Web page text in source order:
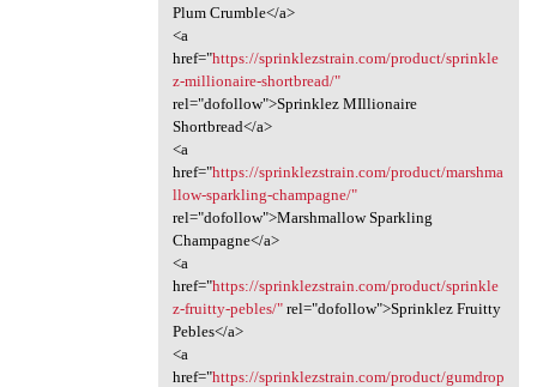
Plum Crumble</a>
<a
href="https://sprinklezstrain.com/product/sprinkle
z-millionaire-shortbread/"
rel="dofollow">Sprinklez MIllionaire
Shortbread</a>
<a
href="https://sprinklezstrain.com/product/marshma
llow-sparkling-champagne/"
rel="dofollow">Marshmallow Sparkling
Champagne</a>
<a
href="https://sprinklezstrain.com/product/sprinkle
z-fruitty-pebles/"rel="dofollow">Sprinklez Fruitty
Pebles</a>
<a
href="https://sprinklezstrain.com/product/gumdrop